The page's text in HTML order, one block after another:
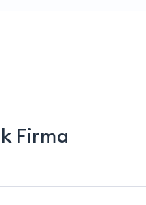
Firma